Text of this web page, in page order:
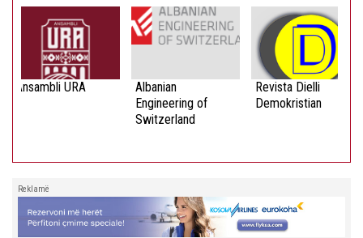
Ansambli URA
Albanian
Engineering of
Switzerland
Revista Dielli
Demokristian
Reklamë